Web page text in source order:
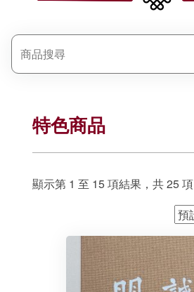
特色商品
顯示第 1 至 15 項結果，共 25 項